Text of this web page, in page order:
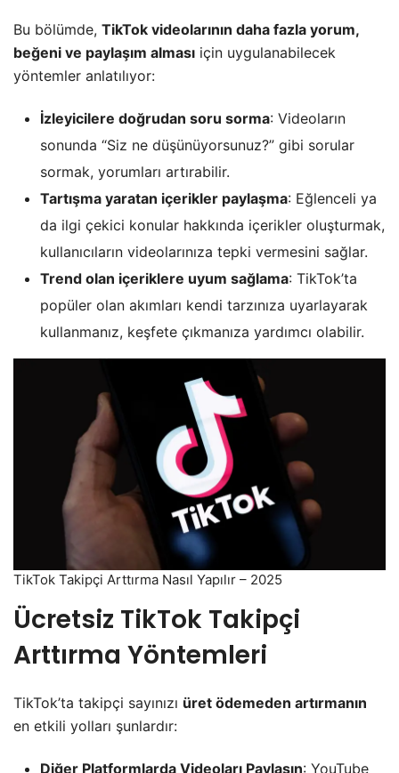
Bu bölümde, TikTok videolarının daha fazla yorum,
beğeni ve paylaşım alması için uygulanabilecek
yöntemler anlatılıyor:
İzleyicilere doğrudan soru sorma: Videoların
sonunda “Siz ne düşünüyorsunuz?” gibi sorular
sormak, yorumları artırabilir.
Tartışma yaratan içerikler paylaşma: Eğlenceli ya
da ilgi çekici konular hakkında içerikler oluşturmak,
kullanıcıların videolarınıza tepki vermesini sağlar.
Trend olan içeriklere uyum sağlama: TikTok’ta
popüler olan akımları kendi tarzınıza uyarlayarak
kullanmanız, keşfete çıkmanıza yardımcı olabilir.
TikTok Takipçi Arttırma Nasıl Yapılır – 2025
Ücretsiz TikTok Takipçi
Arttırma Yöntemleri
TikTok’ta takipçi sayınızı üret ödemeden artırmanın
en etkili yolları şunlardır:
Diğer Platformlarda Videoları Paylaşın: YouTube